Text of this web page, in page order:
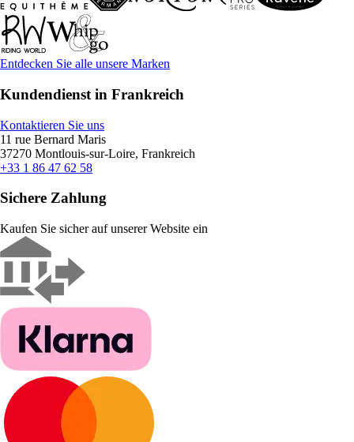
Entdecken Sie alle unsere Marken
Kundendienst in Frankreich
Kontaktieren Sie uns
11 rue Bernard Maris
37270 Montlouis-sur-Loire, Frankreich
+33 1 86 47 62 58
Sichere Zahlung
Kaufen Sie sicher auf unserer Website ein